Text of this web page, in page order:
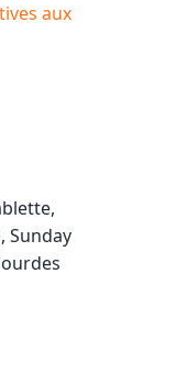
aux
Sunday